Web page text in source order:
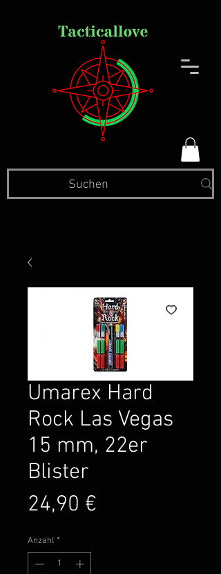
Umarex Hard
Rock Las Vegas
15 mm, 22er
Blister
24,90 €
Anzahl *